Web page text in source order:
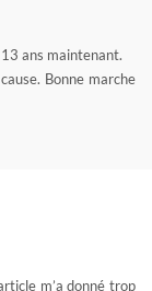
13 ans maintenant.
Bonne marche
m’a donné trop